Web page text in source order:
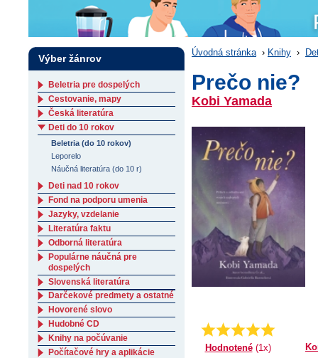
Úvodná stránka › Knihy ›
Prečo nie?
Kobi Yamada
Priemer:
5.0
Hodnotené(1x)
Výber žánrov
Beletria pre dospelých
Cestovanie, mapy
Česká literatúra
Deti do 10 rokov
Beletria (do 10 rokov)
Leporelo
Náučná literatúra (do 10 r)
Deti nad 10 rokov
Fond na podporu umenia
Jazyky, vzdelanie
Literatúra faktu
Odborná literatúra
Populárne náučná pre
dospelých
Slovenská literatúra
Darčekové predmety a ostatné
Hovorené slovo
Hudobné CD
Knihy na počúvanie
Počítačové hry a aplikácie